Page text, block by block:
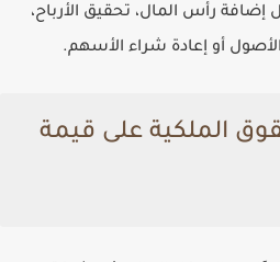
إضافة رأس المال، تحقيق الأرباح،
الأصول أو إعادة شراء الأسهم.
الملكية على قيمة